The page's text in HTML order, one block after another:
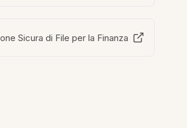
Sicura di File per la Finanza